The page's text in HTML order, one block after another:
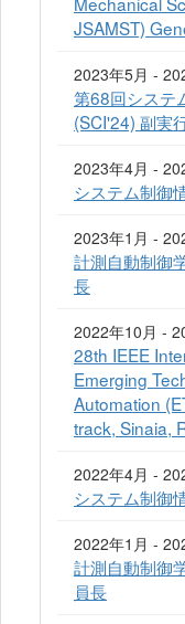
JSAMST)
2023年5月 -
第68回システ
(SCI'24) 副実
2023年4月 -
システム制御
2023年1月 -
計測自動制御
長
2022年10月 -
28th IEEE
Emerging
Automation
track, Sinaia,
2022年4月 -
システム制御
2022年1月 -
計測自動制御
員長